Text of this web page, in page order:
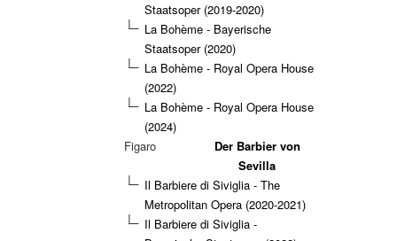
Staatsoper (2019-2020)
La Bohème - Bayerische
Staatsoper (2020)
La Bohème - Royal Opera House
(2022)
La Bohème - Royal Opera House
(2024)
Figaro
Der Barbier von
Sevilla
Il Barbiere di Siviglia - The
Metropolitan Opera (2020-2021)
Il Barbiere di Siviglia -